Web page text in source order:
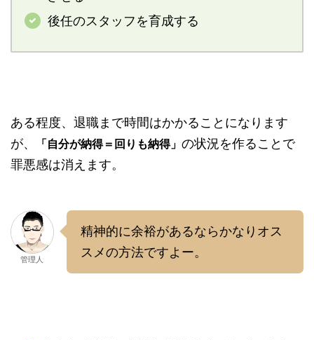
後任のスタッフを育成する
ある程度、退職まで時間はかかることになります
が、
「自分が納得＝回りも納得」 の状況を作ることで
罪悪感は消えます。
管理人
精神的に余裕があるならかなりオス
スメの方法ですよー。